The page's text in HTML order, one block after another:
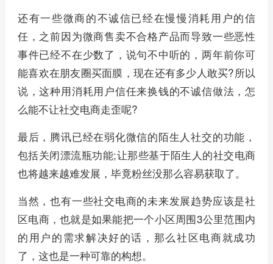
还有一些微商的不诚信已经在慢慢消耗用户的信
任，之前因为微商售卖不合格产品而导致一些恶性
事件已经不在少数了，说句不中听的，两年前你可
能喜欢在朋友圈买面膜，现在还有多少人敢买?所以
说，这种用消耗用户信任来换钱的不诚信做法，怎
么能不让社交电商走歪呢?
最后，腾讯已经在弱化微信的陌生人社交的功能，
包括关闭漂流瓶功能;让那些基于陌生人的社交电商
也将越来越难发展，毕竟粉丝没那么容易获取了。
当然，也有一些社交电商的未来发展趋势应该是社
区电商，也就是如果能把一个小区周围3公里范围内
的用户的需求解决好的话，那么社区电商就成功
了，这也是一种可靠的构想。